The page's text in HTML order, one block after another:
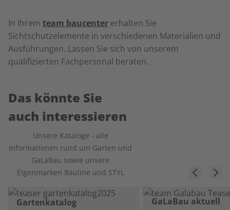
In Ihrem team baucenter erhalten Sie
Sichtschutzelemente in verschiedenen Materialien und
Ausführungen. Lassen Sie sich von unserem
qualifizierten Fachpersonal beraten.
Das könnte Sie
auch interessieren
Unsere Kataloge - alle
Informationen rund um Garten und
GaLaBau sowie unsere
Eigenmarken Bauline und STYL
Gartenkatalog GaLaBau aktuell